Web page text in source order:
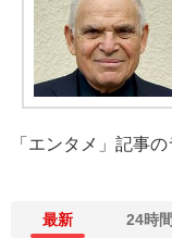
「エンタメ」記事
最新 24時間